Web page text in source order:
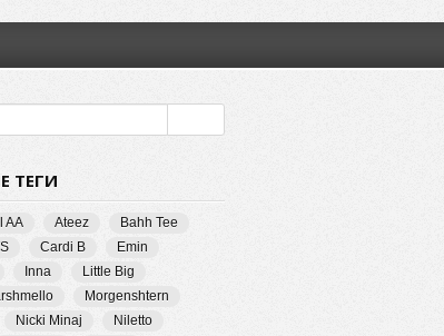
ТЕГИ
AA Ateez
Bahh Tee
Cardi B
Emin
Inna
Little Big
Morgenshtern
Nicki Minaj
Niletto